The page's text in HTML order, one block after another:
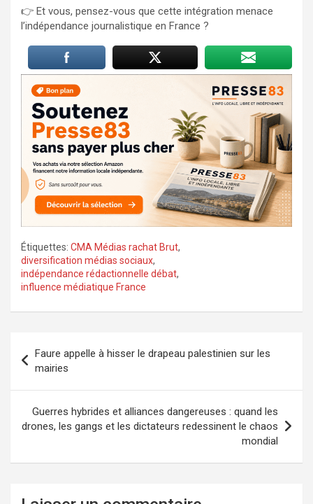
👉 Et vous, pensez-vous que cette intégration menace
l’indépendance journalistique en France ?
Étiquettes: CMA Médias rachat Brut,
diversification médias sociaux,
indépendance rédactionnelle débat,
influence médiatique France
de
l’article
Faure appelle à hisser le drapeau palestinien sur les
mairies
Guerres hybrides et alliances dangereuses : quand les
drones, les gangs et les dictateurs redessinent le chaos
mondial